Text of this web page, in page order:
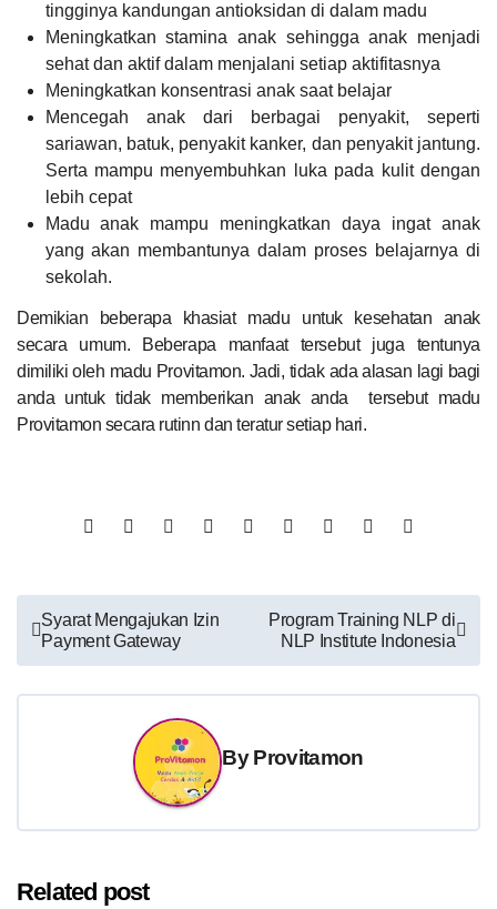
tingginya kandungan antioksidan di dalam madu
Meningkatkan stamina anak sehingga anak menjadi
sehat dan aktif dalam menjalani setiap aktifitasnya
Meningkatkan konsentrasi anak saat belajar
Mencegah anak dari berbagai penyakit, seperti
sariawan, batuk, penyakit kanker, dan penyakit jantung.
Serta mampu menyembuhkan luka pada kulit dengan
lebih cepat
Madu anak mampu meningkatkan daya ingat anak
yang akan membantunya dalam proses belajarnya di
sekolah.
Demikian beberapa khasiat madu untuk kesehatan anak
secara umum. Beberapa manfaat tersebut juga tentunya
dimiliki oleh madu Provitamon. Jadi, tidak ada alasan lagi bagi
anda untuk tidak memberikan anak anda tersebut madu
Provitamon secara rutinn dan teratur setiap hari.
Post
navigation
Syarat Mengajukan Izin
Payment Gateway
Program Training NLP di
NLP Institute Indonesia
ByProvitamon
Related post